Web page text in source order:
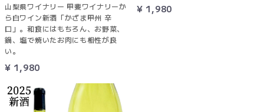
山梨県ワイナリー 甲斐ワイナリーか
ら白ワイン新酒「かざま甲州 辛
口」。和食にはもちろん、お野菜、
鍋、塩で焼いたお肉にも相性が良
い。
¥ 1,980
¥ 1,980